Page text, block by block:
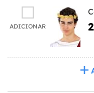
ADICIONAR